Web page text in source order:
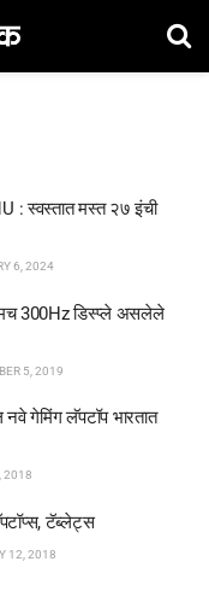
: स्वस्तात मस्त २७ इंची
6, 2024
300Hz डिस्प्ले असलेले
5, 2019
नवे गेमिंग लॅपटॉप भारतात
2018
टॅब्लेट्स
12, 2018